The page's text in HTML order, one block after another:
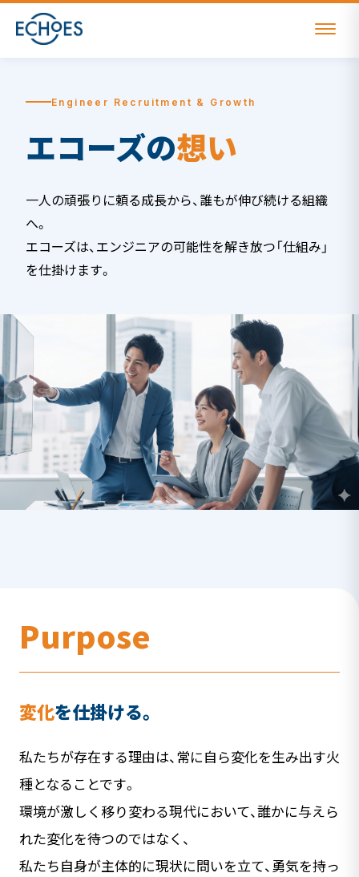
Engineer Recruitment & Growth
エコーズの想い
一人の頑張りに頼る成長から、誰もが伸び続ける組織
へ。
エコーズは、エンジニアの可能性を解き放つ「仕組み」
を仕掛けます。
Purpose
変化を仕掛ける。
私たちが存在する理由は、常に自ら変化を生み出す火
種となることです。
環境が激しく移り変わる現代において、誰かに与えら
れた変化を待つのではなく、
私たち自身が主体的に現状に問いを立て、勇気を持っ